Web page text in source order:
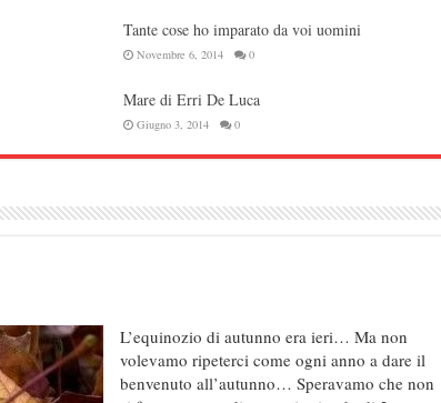
Tante cose ho imparato da voi uomini
Novembre 6, 2014 0
Mare di Erri De Luca
Giugno 3, 2014 0
L’equinozio di autunno era ieri… Ma non
volevamo ripeterci come ogni anno a dare il
benvenuto all’autunno… Speravamo che non